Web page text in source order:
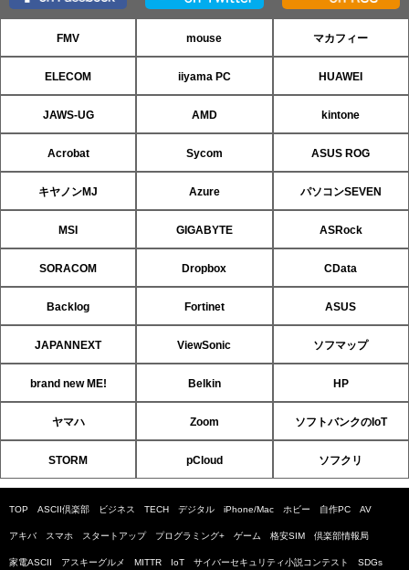
FMV mouse マカフィー
ELECOM iiyama PC HUAWEI
JAWS-UG AMD kintone
Acrobat Sycom ASUS ROG
キヤノンMJ Azure パソコンSEVEN
MSI GIGABYTE ASRock
SORACOM Dropbox CData
Backlog Fortinet ASUS
JAPANNEXT ViewSonic ソフマップ
brand new ME! Belkin HP
ヤマハ Zoom ソフトバンクのIoT
STORM pCloud ソフクリ
TOP ASCII倶楽部 ビジネス TECH デジタル iPhone/Mac ホビー 自作PC AV
アキバ スマホ スタートアップ プログラミング+ ゲーム 格安SIM 倶楽部情報局
家電ASCII アスキーグルメ MITTR IoT サイバーセキュリティ小説コンテスト SDGs